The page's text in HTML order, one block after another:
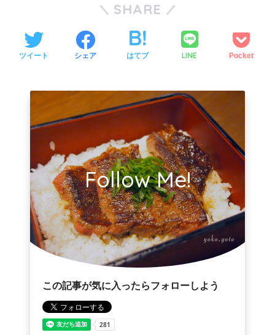
SHARE
ツイート シェア はてブ LINE Pocket
Follow Me!
この記事が気に入ったらフォローしよう